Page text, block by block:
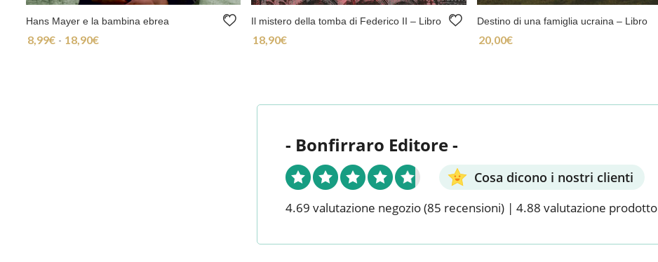
Hans Mayer e la bambina ebrea
8,99€ - 18,90€
Il mistero della tomba di Federico II – Libro
18,90€
Destino di una famiglia ucraina – Libro
20,00€
- Bonfirraro Editore -
Cosa dicono i nostri clienti
4.69 valutazione negozio(85 recensioni) | 4.88 valutazione prodotto